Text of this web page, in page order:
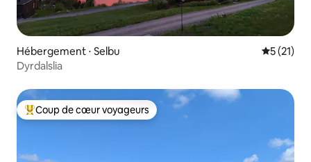
Hébergement ⋅ Selbu
5 (21)
Dyrdalslia
Coups de cœur voyageurs les plus appréciés
Coup de cœur voyageurs